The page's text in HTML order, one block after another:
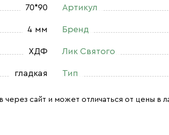
70*90
4 мм
ХДФ
гладкая
Артикул
Бренд
Лик Святого
Тип
сайт и может отличаться от цены в